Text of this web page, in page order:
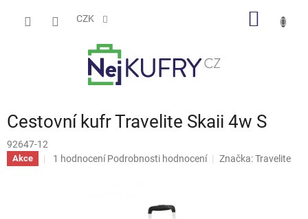
CZK
Cestovní kufr Travelite Skaii 4w S
92647-12
Akce
Průměrné
1 hodnocení Podrobnosti hodnocení Značka:Travelite